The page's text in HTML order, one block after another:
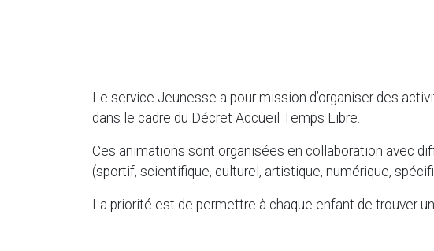
Le service Jeunesse a pour mission d’organiser des
dans le cadre du Décret Accueil Temps Libre.
Ces animations sont organisées en collaboration avec
(sportif, scientifique, culturel, artistique, numérique,
La priorité est de permettre à chaque enfant de trouver